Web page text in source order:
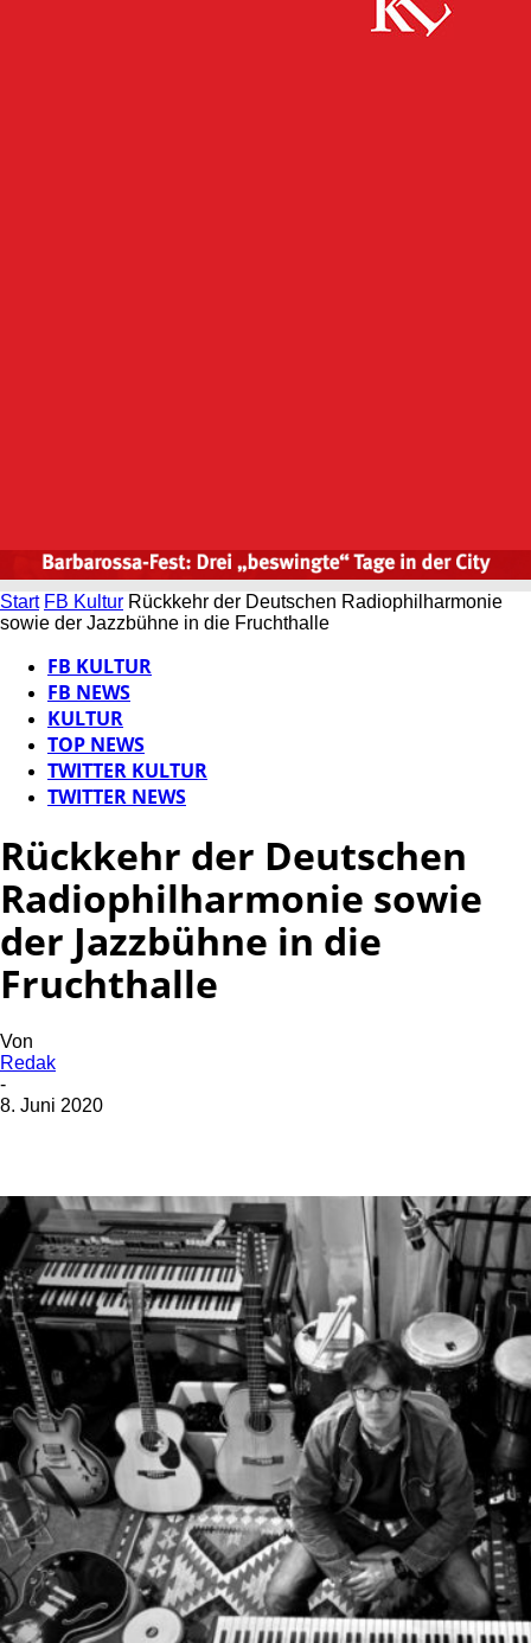
Start FB Kultur Rückkehr der Deutschen Radiophilharmonie
sowie der Jazzbühne in die Fruchthalle
FB KULTUR
FB NEWS
KULTUR
TOP NEWS
TWITTER KULTUR
TWITTER NEWS
Rückkehr der Deutschen
Radiophilharmonie sowie
der Jazzbühne in die
Fruchthalle
Von
Redak
-
8. Juni 2020